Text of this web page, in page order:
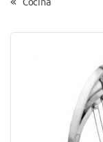
Cocina